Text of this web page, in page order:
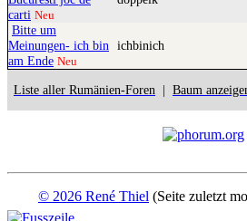
carti Neu
Bitte um
Meinungen- ich bin
am Ende Neu
ichbinich
Liste aller Rumänien-Foren Baum
© 2026 René Thiel (Seite zuletzt